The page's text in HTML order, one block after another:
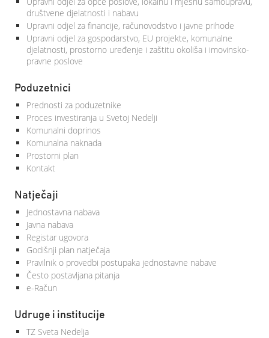
društvene djelatnosti i nabavu
Upravni odjel za financije, računovodstvo i javne prihode
Upravni odjel za gospodarstvo, EU projekte, komunalne
djelatnosti, prostorno uređenje i zaštitu okoliša i imovinsko-
pravne poslove
Poduzetnici
Prednosti za poduzetnike
Proces investiranja u Svetoj Nedelji
Komunalni doprinos
Komunalna naknada
Prostorni plan
Kontakt
Natječaji
Jednostavna nabava
Javna nabava
Registar ugovora
Godišnji plan natječaja
Pravilnik o provedbi postupaka jednostavne nabave
Često postavljana pitanja
e-Račun
Udruge i institucije
TZ Sveta Nedelja